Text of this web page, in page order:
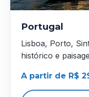
Portugal
Lisboa, Porto,
histórico e
A partir de R$